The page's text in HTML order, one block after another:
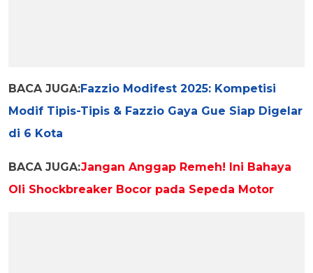
BACA JUGA:Fazzio Modifest 2025: Kompetisi
Modif Tipis-Tipis & Fazzio Gaya Gue Siap Digelar
di 6 Kota
BACA JUGA:Jangan Anggap Remeh! Ini Bahaya
Oli Shockbreaker Bocor pada Sepeda Motor